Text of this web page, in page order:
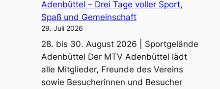
Adenbüttel – Drei Tage voller Sport,
Spaß und Gemeinschaft
29. Juli 2026
28. bis 30. August 2026 | Sportgelände
Adenbüttel Der MTV Adenbüttel lädt
alle Mitglieder, Freunde des Vereins
sowie Besucherinnen und Besucher